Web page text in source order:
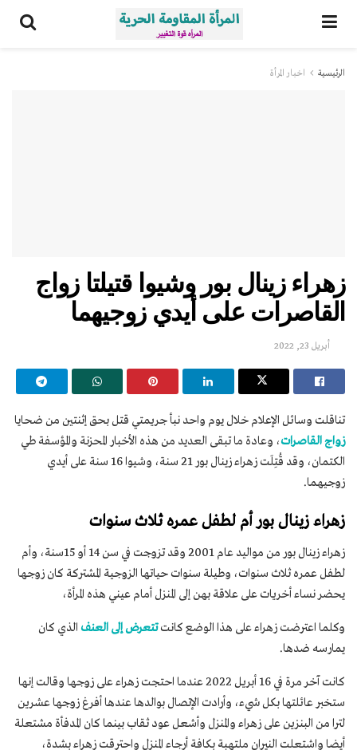
الرئيسية اخبار المرأة
زهراء زينال بور وشيوا قتيلتا زواج
القاصرات على أيدي زوجيهما
أبريل 23, 2022
تناقلت وسائل الإعلام خلال يوم واحد نبأ جريمتي قتل بحق إثنتين من ضحايا
زواج القاصرات، وعادة ما تبقى العديد من هذه الأخبار المحزنة والمؤسفة طي
الكتمان، وقد قُتِلَت زهراء زينال بور 21 سنة، وشيوا 16 سنة على أيدي
زوجيهما.
زهراء زينال بور أم لطفل عمره ثلاث سنوات
زهراء زينال بور من مواليد عام 2001 وقد تزوجت في سن 14 أو 15سنة، وأم
لطفل عمره ثلاث سنوات، وطيلة سنوات حياتها الزوجية المشتركة كان زوجها
يحضر نساء أخريات على علاقة بهن إلى المنزل أمام عيني هذه المرأة،
وكلما اعترضت زهراء على هذا الوضع كانتتتعرض إلى العنف الذي كان
يمارسه ضدها.
كانت آخر مرة في 16 أبريل 2022 عندما احتجت زهراء على زوجها وقالت إنها
ستخبر عائلتها بكل شيء، وأرادت الإتصال بوالدها عندها أفرغ زوجها عشرين
لترا من البنزين على زهراء والمنزل وأشعل عود ثقاب بينما كان المدفأة مشتعلة
أيضا واشتعلت النيران ملتهبة بكافة أرجاء المنزل واحترقت زهراء بشدة،